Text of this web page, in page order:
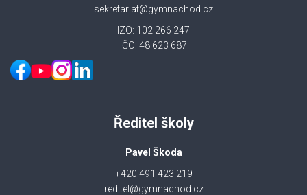
sekretariat@gymnachod.cz
IZO: 102 266 247
IČO: 48 623 687
Ředitel školy
Pavel Škoda
+420 491 423 219
reditel@gymnachod.cz